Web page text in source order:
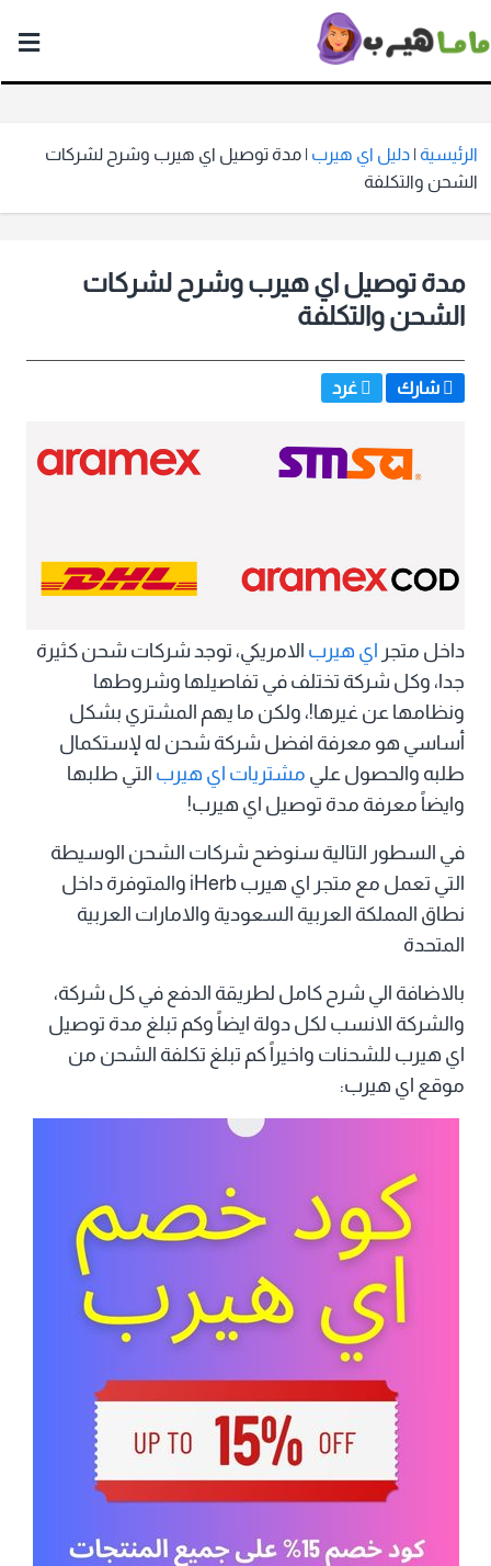
الرئيسية | دليل اي هيرب | مدة توصيل اي هيرب وشرح لشركات
الشحن والتكلفة
مدة توصيل اي هيرب وشرح لشركات
الشحن والتكلفة
شارك غرد
داخل متجر اي هيرب الامريكي، توجد شركات شحن كثيرة
جدا، وكل شركة تختلف في تفاصيلها وشروطها
ونظامها عن غيرها!، ولكن ما يهم المشتري بشكل
أساسي هو معرفة افضل شركة شحن له لإستكمال
طلبه والحصول علي مشتريات اي هيرب التي طلبها
وايضاً معرفة مدة توصيل اي هيرب!
في السطور التالية سنوضح شركات الشحن الوسيطة
التي تعمل مع متجر اي هيرب iHerb والمتوفرة داخل
نطاق المملكة العربية السعودية والامارات العربية
المتحدة
بالاضافة الي شرح كامل لطريقة الدفع في كل شركة،
والشركة الانسب لكل دولة ايضاً وكم تبلغ مدة توصيل
اي هيرب للشحنات واخيراً كم تبلغ تكلفة الشحن من
موقع اي هيرب: